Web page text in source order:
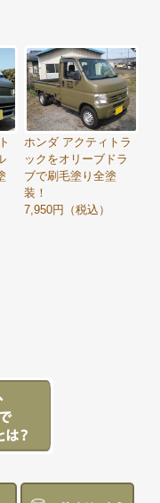
ホンダ アクティトラ
ックをオリーブドラ
ブで刷毛塗り全塗
装！
7,950円（税込）